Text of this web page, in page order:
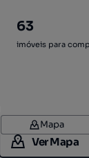
63
imóveis para
Mapa
Ver Mapa